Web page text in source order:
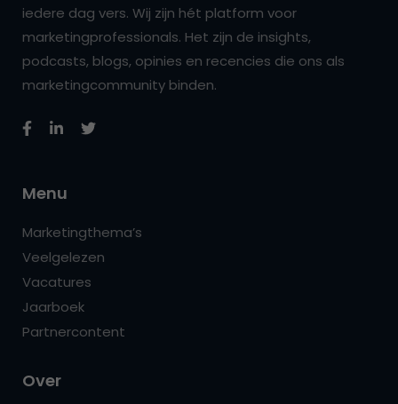
iedere dag vers. Wij zijn hét platform voor
marketingprofessionals. Het zijn de insights,
podcasts, blogs, opinies en recencies die ons als
marketingcommunity binden.
Menu
Marketingthema’s
Veelgelezen
Vacatures
Jaarboek
Partnercontent
Over